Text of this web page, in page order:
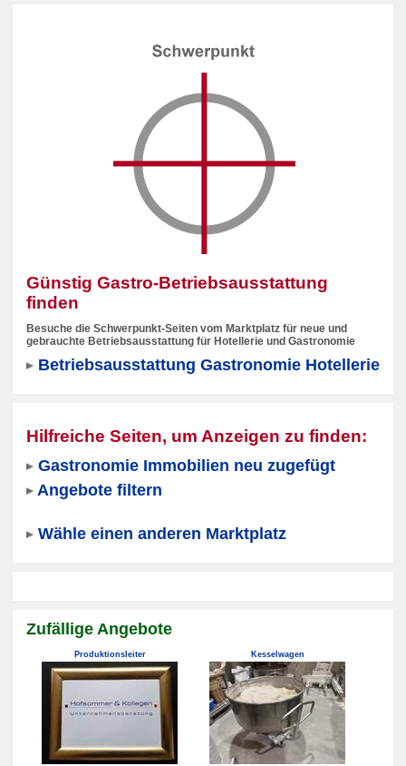
Günstig Gastro-Betriebsausstattung
finden
Besuche die Schwerpunkt-Seiten vom Marktplatz für neue und
gebrauchte Betriebsausstattung für Hotellerie und Gastronomie
Betriebsausstattung Gastronomie Hotellerie
Hilfreiche Seiten, um Anzeigen zu finden:
Gastronomie Immobilien neu zugefügt
Angebote filtern
Wähle einen anderen Marktplatz
Zufällige Angebote
Produktionsleiter Kesselwagen